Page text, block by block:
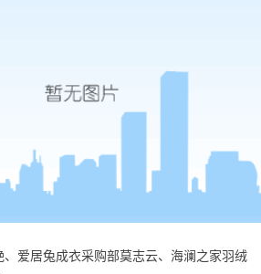
爱居兔成衣采购部莫志云、海澜之家羽绒